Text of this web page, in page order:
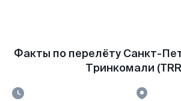
Факты по перелёту Санкт-
Тринкомали